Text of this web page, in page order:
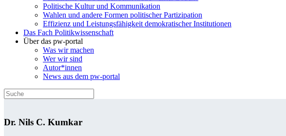
Politische Kultur und Kommunikation
Wahlen und andere Formen politischer Partizipation
Effizienz und Leistungsfähigkeit demokratischer Institutionen
Das Fach Politikwissenschaft
Über das pw-portal
Was wir machen
Wer wir sind
Autor*innen
News aus dem pw-portal
Dr. Nils C. Kumkar